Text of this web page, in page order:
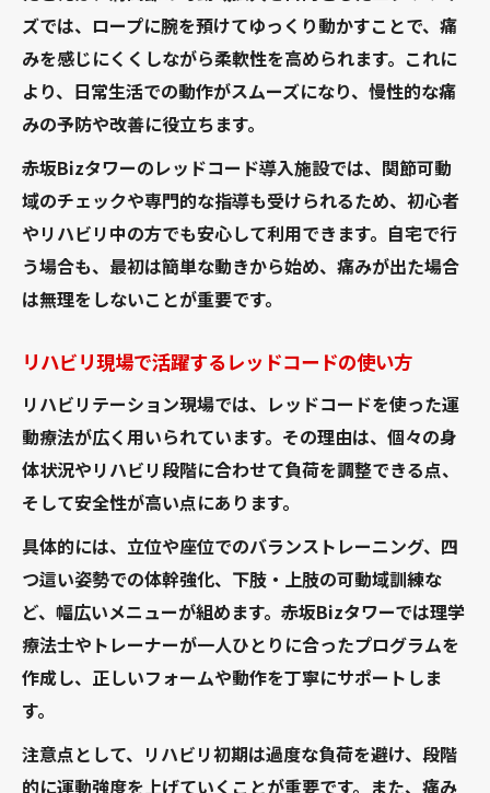
ズでは、ロープに腕を預けてゆっくり動かすことで、痛
みを感じにくくしながら柔軟性を高められます。これに
より、日常生活での動作がスムーズになり、慢性的な痛
みの予防や改善に役立ちます。
赤坂Bizタワーのレッドコード導入施設では、関節可動
域のチェックや専門的な指導も受けられるため、初心者
やリハビリ中の方でも安心して利用できます。自宅で行
う場合も、最初は簡単な動きから始め、痛みが出た場合
は無理をしないことが重要です。
リハビリ現場で活躍するレッドコードの使い方
リハビリテーション現場では、レッドコードを使った運
動療法が広く用いられています。その理由は、個々の身
体状況やリハビリ段階に合わせて負荷を調整できる点、
そして安全性が高い点にあります。
具体的には、立位や座位でのバランストレーニング、四
つ這い姿勢での体幹強化、下肢・上肢の可動域訓練な
ど、幅広いメニューが組めます。赤坂Bizタワーでは理学
療法士やトレーナーが一人ひとりに合ったプログラムを
作成し、正しいフォームや動作を丁寧にサポートしま
す。
注意点として、リハビリ初期は過度な負荷を避け、段階
的に運動強度を上げていくことが重要です。また、痛み